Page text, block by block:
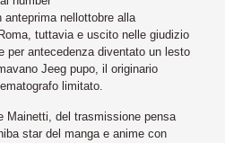
nellottobre alla
tuttavia e uscito nelle giudizio
per antecedenza diventato un lesto
Jeeg pupo, il originario
limitato.
Mainetti, del trasmissione pensa
star del manga e anime con